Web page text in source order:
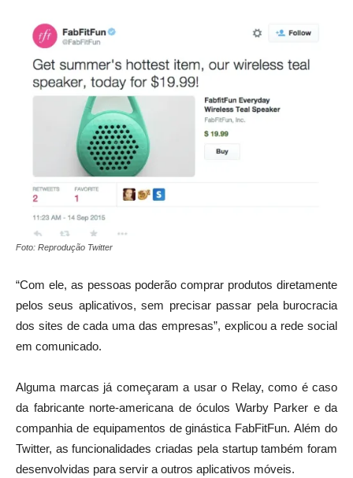
Foto: Reprodução Twitter
“Com ele, as pessoas poderão comprar produtos diretamente
pelos seus aplicativos, sem precisar passar pela burocracia
dos sites de cada uma das empresas”, explicou a rede social
em comunicado.
Alguma marcas já começaram a usar o Relay, como é caso
da fabricante norte-americana de óculos Warby Parker e da
companhia de equipamentos de ginástica FabFitFun. Além do
Twitter, as funcionalidades criadas pela startup também foram
desenvolvidas para servir a outros aplicativos móveis.